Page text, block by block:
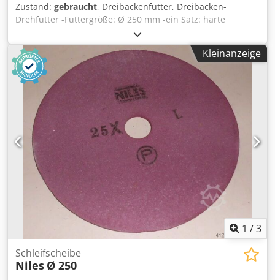
Zustand: gebraucht, Dreibackenfutter, Dreibacken-
Drehfutter -Futtergröße: Ø 250 mm -ein Satz: harte
Wechselbacken -Durchlass: 81 mm -Rezess: Ø 210 mm -
Lochkreis: Ø 230 mm Djdpfsduab Iox Aigock -Gewicht: 19
kg
Kleinanzeige
1 /3
Schleifscheibe
Niles Ø 250